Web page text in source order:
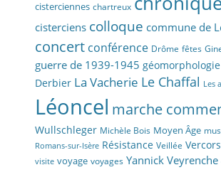
cisterciennes chartreux
cisterciens colloque commune de
concert conférence Drôme fêtes
guerre de 1939-1945 géomorphologie
Derbier La Vacherie Le Chaffal Les
Léoncel marche
Wullschleger Michèle Bois Moyen Âge
Romans-sur-Isère Résistance Veillée Vercors
visite voyage voyages Yannick Veyrenche